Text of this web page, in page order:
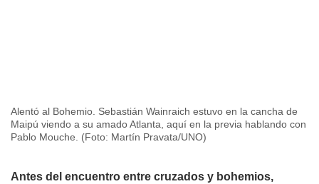
Alentó al Bohemio. Sebastián Wainraich estuvo en la cancha de
Maipú viendo a su amado Atlanta, aquí en la previa hablando con
Pablo Mouche. (Foto: Martín Pravata/UNO)
Antes del encuentro entre cruzados y bohemios,